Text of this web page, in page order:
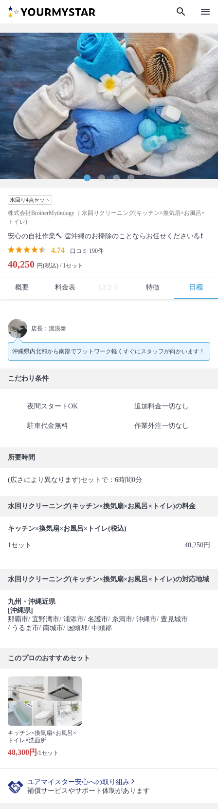
search menu
水回り4点セット
株式会社BrotherMythology ｜水回りクリーニング(キッチン×換気扇×お風呂×
トイレ)
安心の自社作業🔨 👏沖縄のお掃除のことならお任せください💪❗️
4.74 口コミ 190件
40,250 円(税込) / 1セット
概要 料金表 口コミ 特徴 日程
店長：瀧浪泰
沖縄県内北部から南部でフットワーク軽くすぐにスタッフが向かいます！
こだわり条件
夜間スタートOK 追加料金一切なし
駐車代金無料 作業外注一切なし
所要時間
(広さにより異なります)セットで：6時間0分
水回りクリーニング(キッチン×換気扇×お風呂×トイレ)の料金
キッチン×換気扇×お風呂×トイレ(税込)
1セット 40,250円
水回りクリーニング(キッチン×換気扇×お風呂×トイレ)の対応地域
九州・沖縄近県
[沖縄県]
那覇市/ 宜野湾市/ 浦添市/ 名護市/ 糸満市/ 沖縄市/ 豊見城市
/ うるま市/ 南城市/ 国頭郡/ 中頭郡
このプロのおすすめセット
キッチン×換気扇×お風呂×
トイレ×洗面所
48,300円 /1セット
ユアマイスター安心への取り組み
補償サービスやサポート体制があります